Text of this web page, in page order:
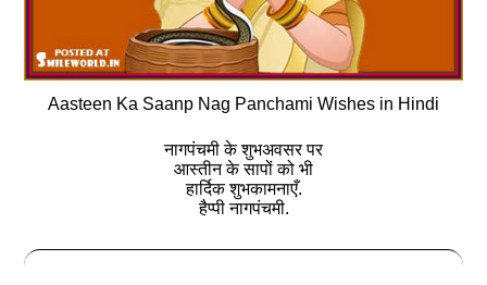
Aasteen Ka Saanp Nag Panchami Wishes in Hindi
नागपंचमी के शुभअवसर पर
आस्तीन के सापों को भी
हार्दिक शुभकामनाएँ.
हैप्पी नागपंचमी.